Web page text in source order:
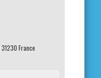
31230 France